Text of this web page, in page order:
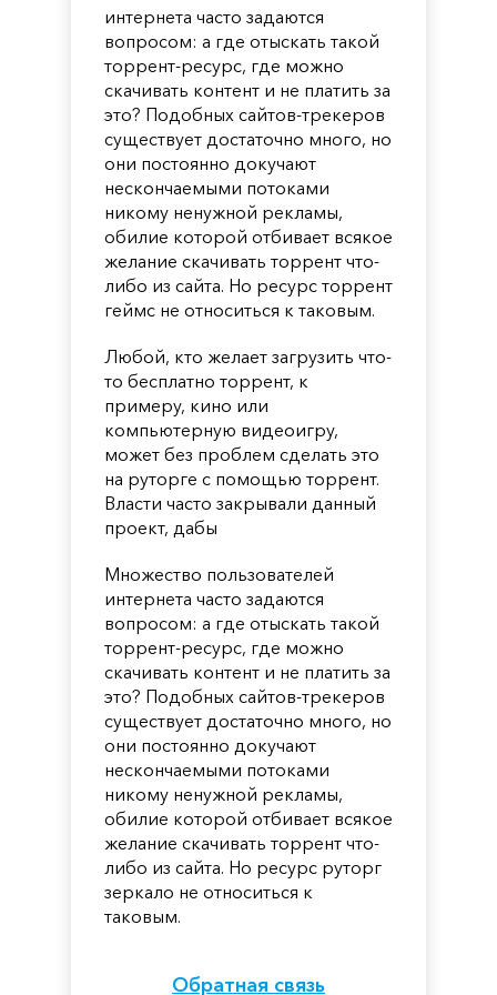
интернета часто задаются
вопросом: а где отыскать такой
торрент-ресурс, где можно
скачивать контент и не платить за
это? Подобных сайтов-трекеров
существует достаточно много, но
они постоянно докучают
нескончаемыми потоками
никому ненужной рекламы,
обилие которой отбивает всякое
желание скачивать торрент что-
либо из сайта. Но ресурс торрент
геймс не относиться к таковым.
Любой, кто желает загрузить что-
то бесплатно торрент, к
примеру, кино или
компьютерную видеоигру,
может без проблем сделать это
на руторге с помощью торрент.
Власти часто закрывали данный
проект, дабы
Множество пользователей
интернета часто задаются
вопросом: а где отыскать такой
торрент-ресурс, где можно
скачивать контент и не платить за
это? Подобных сайтов-трекеров
существует достаточно много, но
они постоянно докучают
нескончаемыми потоками
никому ненужной рекламы,
обилие которой отбивает всякое
желание скачивать торрент что-
либо из сайта. Но ресурс руторг
зеркало не относиться к
таковым.
Обратная связь